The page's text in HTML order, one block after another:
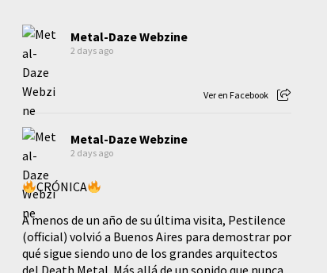
Metal-Daze Webzine
2 days ago
Ver en Facebook
Metal-Daze Webzine
2 days ago
CRÓNICA
A menos de un año de su última visita, Pestilence
(official) volvió a Buenos Aires para demostrar por
qué sigue siendo uno de los grandes arquitectos
del Death Metal. Más allá de un sonido que nunca